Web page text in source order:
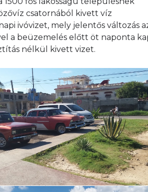
csatornából kivett víz
ivóvizet, mely jelentős változás
a beüzemelés előtt öt naponta
nélkül kivett vizet.